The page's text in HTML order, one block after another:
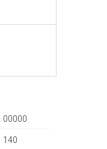
00000
140